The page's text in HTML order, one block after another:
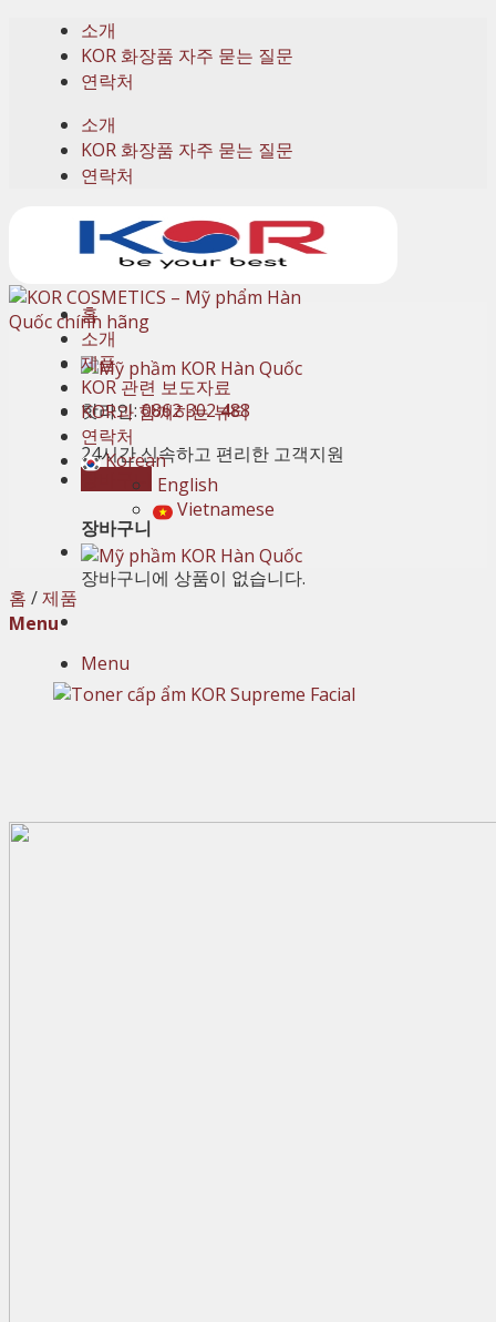
content
소개
KOR 화장품 자주 묻는 질문
연락처
소개
KOR 화장품 자주 묻는 질문
연락처
핫라인:0862 302 488
24시간 신속하고 편리한 고객지원
장바구니
장바구니
장바구니에 상품이 없습니다.
Menu
홈
소개
제품
KOR 관련 보도자료
KOR과 함께하는 뷰티
연락처
Korean
English
Vietnamese
홈 /제품
Menu